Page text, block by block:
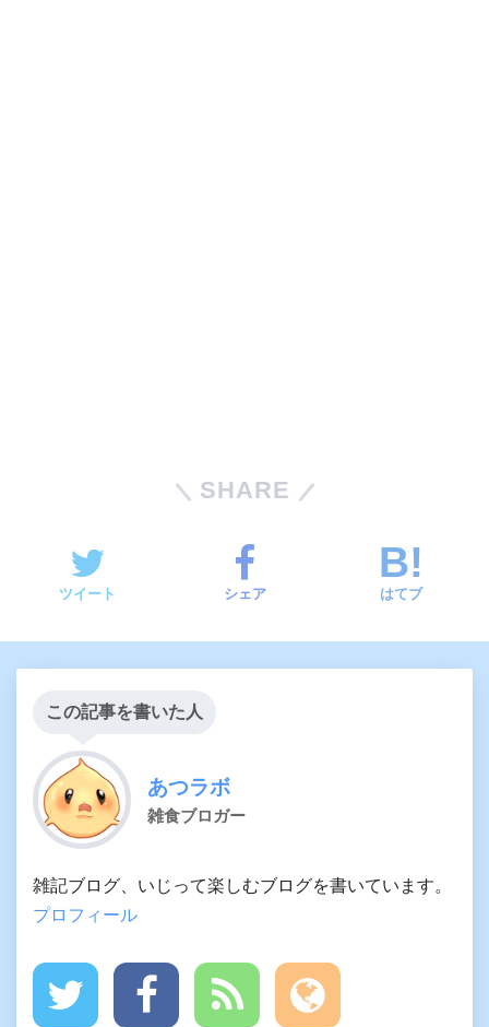
SHARE
ツイート シェア はてブ
この記事を書いた人
あつラボ
雑食ブロガー
雑記ブログ、いじって楽しむブログを書いています。
プロフィール